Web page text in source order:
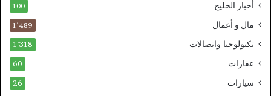
أخبار الخليج 100
مال و أعمال 1٬489
تكنولوجيا واتصالات 1٬318
عقارات 60
سيارات 26